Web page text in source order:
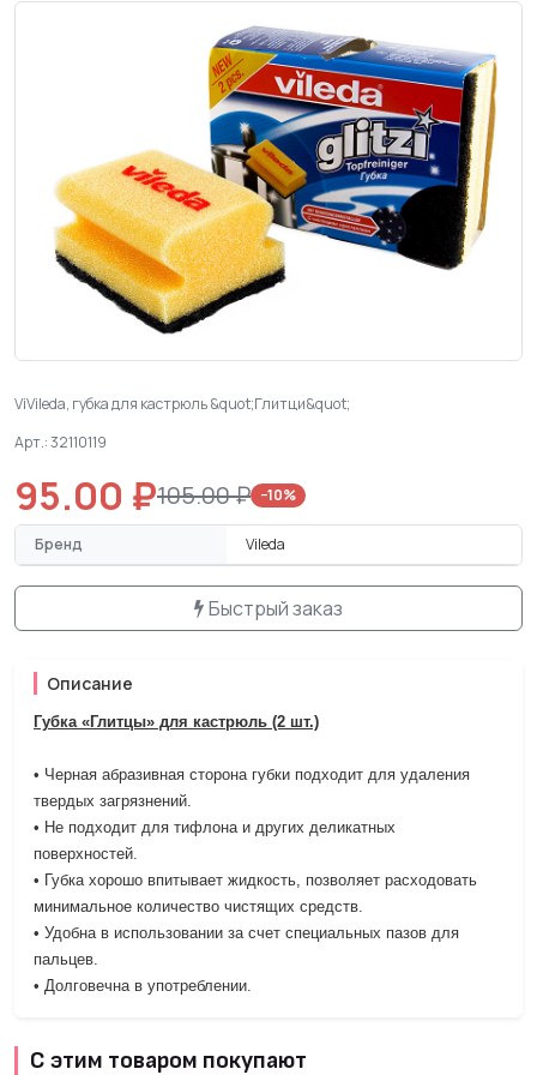
ViVileda, губка для кастрюль &quot;Глитци&quot;
Арт.: 32110119
95.00 ₽105.00 ₽ −10%
Бренд Vileda
Быстрый заказ
Описание
Губка «Глитцы» для кастрюль (2 шт.)
• Черная абразивная сторона губки подходит для удаления
твердых загрязнений.
• Не подходит для тифлона и других деликатных
поверхностей.
• Губка хорошо впитывает жидкость, позволяет расходовать
минимальное количество чистящих средств.
• Удобна в использовании за счет специальных пазов для
пальцев.
• Долговечна в употреблении.
С этим товаром покупают